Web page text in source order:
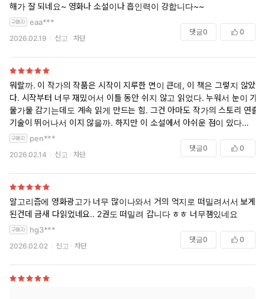
해가 잘 되네요~ 영화나 소설이나 흡인력이 강합니다~~
eaa***
2026.02.19 신고 차단
댓글0 0
뭐랄까. 이 작가의 작품은 시작이 지루한 면이 큰데, 이 책은 그렇지 않았
다. 시작부터 너무 재밌어서 이틀 동안 쉬지 않고 읽었다. 누워서 눈이 가
물가물 감기는데도 계속 읽게 만드는 힘. 그건 아마도 작가의 스토리 연출
기술이 뛰어나서 이지 않을까. 하지만 이 소설에서 아쉬운 점이 있다면 니
나의 캐릭터가 후반에 붕괴한다는 거고, 엔조도 일관성 있지 않다는 거.
아쉬운 점이 많지만 그럼에도 불구하고 별은 당연히 5개. 최근 읽은 책 중
에서 이보다 몰임감 있는 책은 없었다.
pen***
2026.02.14 신고 차단
댓글0 0
알고리즘에 영화광고가 너무 많이나와서 거의 억지로 떠밀려서서 보게된
된건데 금새 다읽었네요.. 2권도 떠밀려 갑니다 ㅎㅎ 너무잼있네요
hg3***
2026.02.02 신고 차단
댓글0 0